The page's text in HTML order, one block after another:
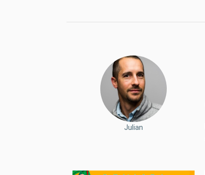
Julian